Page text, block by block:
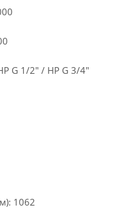
G 1/2" / НР G 3/4"
1062